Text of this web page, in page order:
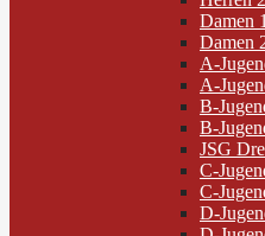
Damen 1
Damen
A-
A-
B-
B-
JSG
C-
C-
D-